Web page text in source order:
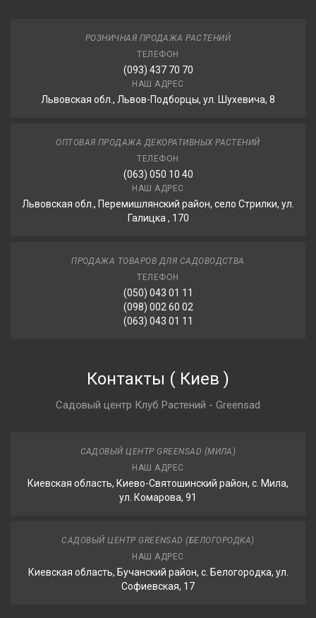
РОЗНИЧНАЯ ПРОДАЖА РАСТЕНИЙ
ТЕЛЕФОН
(093) 437 70 70
НАШ АДРЕС
Львовская обл., Львов-Подборцы, ул. Шухевича, 8
ОПТОВАЯ ПРОДАЖА ДЕКОРАТИВНЫХ РАСТЕНИЙ
ТЕЛЕФОН
(063) 050 10 40
НАШ АДРЕС
Львовская обл., Перемишлянский район, село Стрилки, ул.
Галицка , 170
ПРОДАЖА ТОВАРОВ ДЛЯ САДОВОДСТВА
ТЕЛЕФОН
(050) 043 01 11
(098) 002 60 02
(063) 043 01 11
Контакты ( Киев )
Садовый центр Клуб Растений - Greensad
САДОВЫЙ ЦЕНТР GREENSAD (МИЛА)
НАШ АДРЕС
Киевская область, Киево-Святошинский район, с. Мила,
ул. Комарова, 91
САДОВЫЙ ЦЕНТР GREENSAD (БЕЛОГОРОДКА)
НАШ АДРЕС
Киевская область, Бучанский район, с. Белогородка, ул.
Софиевская, 17